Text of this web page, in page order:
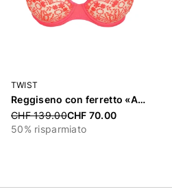
TWIST
Reggiseno con ferretto «Angelou»
Price reduced from
CHF 139.00CHF 70.00
50% risparmiato